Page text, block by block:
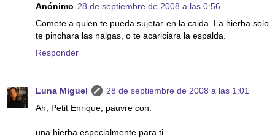
Anónimo 28 de septiembre de 2008 a las 0:56
Comete a quien te pueda sujetar en la caida. La hierba solo
te pinchara las nalgas, o te acariciara la espalda.
Responder
Luna Miguel
28 de septiembre de 2008 a las 1:01
Ah, Petit Enrique, pauvre con.
una hierba especialmente para ti.